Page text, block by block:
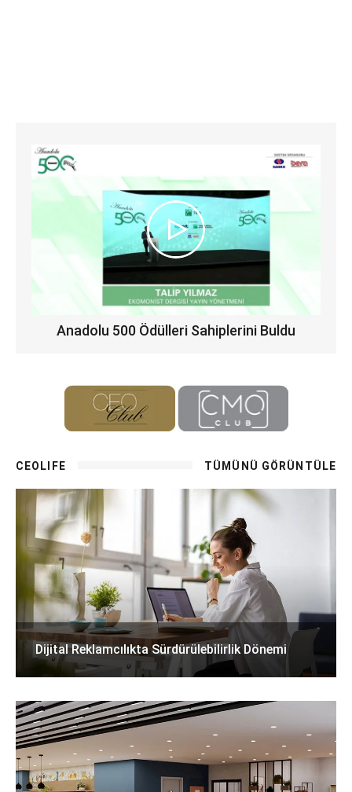
Anadolu 500 Ödülleri Sahiplerini Buldu
CEOLIFE TÜMÜNÜ GÖRÜNTÜLE
Dijital Reklamcılıkta Sürdürülebilirlik Dönemi